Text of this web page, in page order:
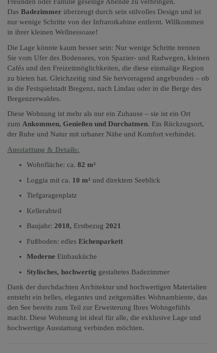
Das Badezimmer überzeugt durch sein stilvolles Design und ist
nur wenige Schritte von der Infrarotkabine entfernt. Willkommen
in ihrer kleinen Wellnessoase!
Die Lage könnte kaum besser sein: Nur wenige Schritte trennen
Sie vom Ufer des Bodensees, von Spazier- und Radwegen, kleinen
Cafés und den Freizeitmöglichkeiten, die diese einmalige Region
zu bieten hat. Gleichzeitig sind Sie hervorragend angebunden – ob
in die Festspielstadt Bregenz, nach Lindau oder in die Berge des
Bregenzerwaldes.
Diese Wohnung ist mehr als nur ein Zuhause – sie ist ein Ort
zum Ankommen, Genießen und Durchatmen. Ein Rückzugsort,
der Ruhe und Natur mit urbaner Nähe und Komfort verbindet.
Ausstattung & Details:
Wohnfläche: ca. 82 m²
Loggia mit ca. 10 m² und direktem Seeblick
Tiefgaragenplatz
Kellerabteil
Baujahr: 2018, Erstbezug 2021
Fußboden: edles Eichenparkett
Moderne Einbauküche
Stylisches, hochwertig gestaltetes Badezimmer
Dank der durchdachten Architektur und hochwertigen Materialien
entsteht ein helles, elegantes und zeitgemäßes Wohnambiente, das
den See bereits zum Teil zur Erweiterung Ihres Wohngefühls
macht. Diese Wohnung ist ideal für alle, die exklusive Lage und
hochwertige Ausstattung verbinden möchten.